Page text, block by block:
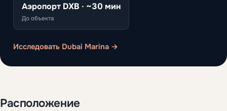
Аэропорт DXB · ~30 мин
До объекта
Исследовать Dubai Marina →
Расположение